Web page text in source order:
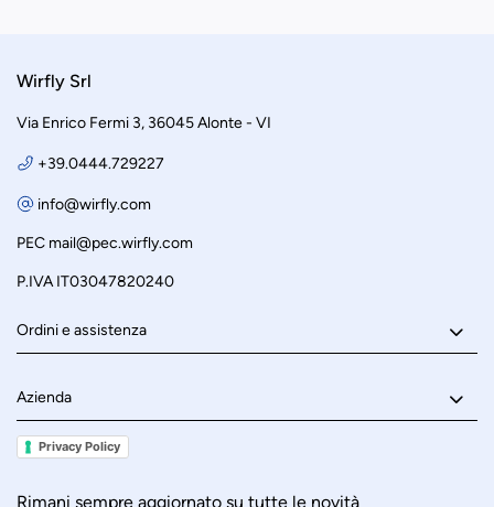
Wirfly Srl
Via Enrico Fermi 3, 36045 Alonte - VI
+39.0444.729227
info@wirfly.com
PEC mail@pec.wirfly.com
P.IVA IT03047820240
Ordini e assistenza
Azienda
Privacy Policy
Rimani sempre aggiornato su tutte le novità